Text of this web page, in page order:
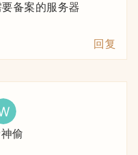
备案的服务器
回复
偷